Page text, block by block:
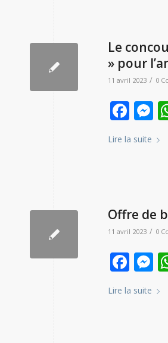
Le
» pour
11 avril 2023 / 0
Lire la suite
Offre de
11 avril 2023 / 0
Lire la suite